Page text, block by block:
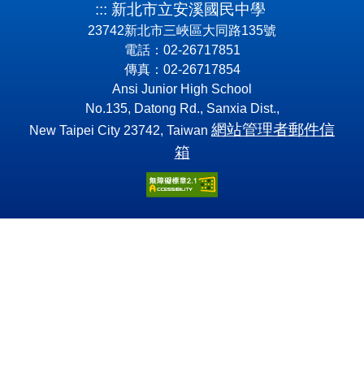
::: 新北市立安溪國民中學
23742新北市三峽區大同路135號
電話：02-26717851
傳真：02-26717854
Ansi Junior High School
No.135, Datong Rd., Sanxia Dist.,
New Taipei City 23742, Taiwan 網站管理者郵件信
箱